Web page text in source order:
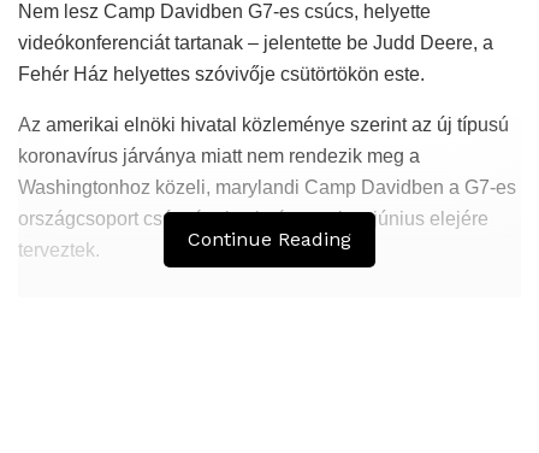
Nem lesz Camp Davidben G7-es csúcs, helyette
videókonferenciát tartanak – jelentette be Judd Deere, a
Fehér Ház helyettes szóvivője csütörtökön este.
Az amerikai elnöki hivatal közleménye szerint az új típusú
koronavírus járványa miatt nem rendezik meg a
Washingtonhoz közeli, marylandi Camp Davidben a G7-es
országcsoport csúcsértekezletét, amelyet június elejére
terveztek.
Continue Reading